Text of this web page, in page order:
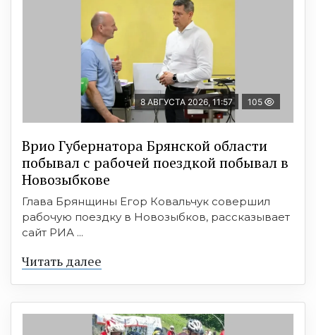
8 АВГУСТА 2026, 11:57 105
Врио Губернатора Брянской области
побывал с рабочей поездкой побывал в
Новозыбкове
Глава Брянщины Егор Ковальчук совершил
рабочую поездку в Новозыбков, рассказывает
сайт РИА ...
Читать далее